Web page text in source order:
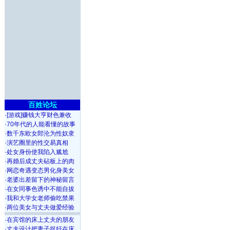
百姓论坛
· [游戏]赚钱大亨财色兼收
·70年代的人能看懂的故事
·数千东欧女郎沦为性奴隶
·演艺圈里的性交易真相
·处女身份使我陷入尴尬
·再婚后成丈夫砧板上的肉
· 网恋奇遇变态男化身美女
·老婆出差留下的神秘留言
·在女同事色诱中不能自拔
·我和大学女老师偷吃禁果
·两位美女与丈夫做爱经验
·在宾馆的床上丈夫的朋友